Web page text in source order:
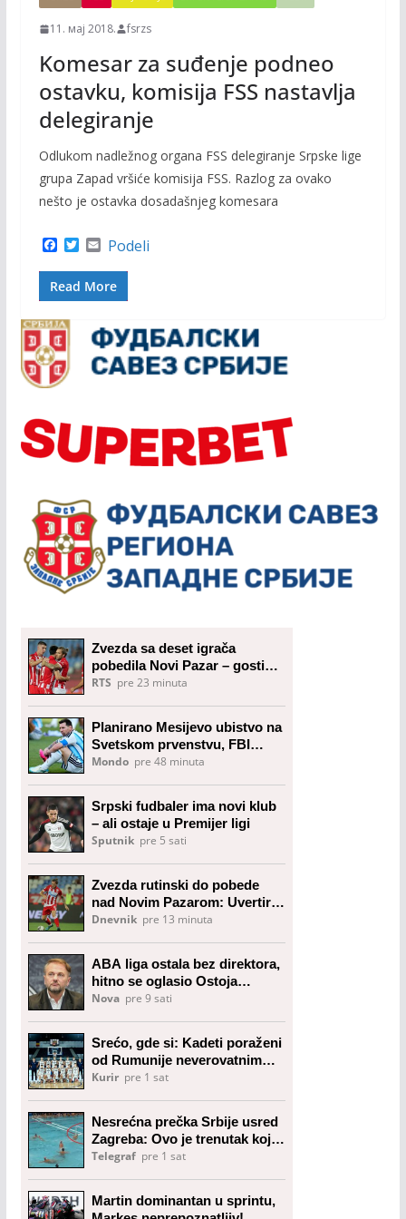
11. мај 2018. fsrzs
Komesar za suđenje podneo
ostavku, komisija FSS nastavlja
delegiranje
Odlukom nadležnog organa FSS delegiranje Srpske lige
grupa Zapad vršiće komisija FSS. Razlog za ovako
nešto je ostavka dosadašnjeg komesara
F
c
e
b
o
o
k
T
i
t
t
E
a
i
l
Podeli
Read More